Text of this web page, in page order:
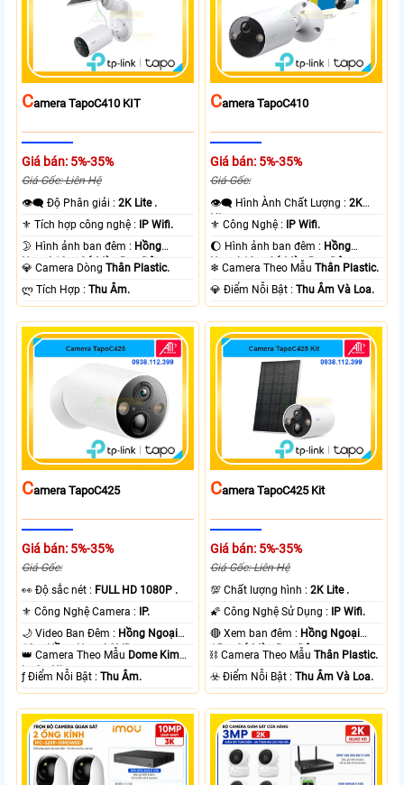
CAmera TapoC410 KIT
Giá bán: 5%-35%
Giá Gốc: Liên Hệ
👁️‍🗨 Độ Phân giải :2K Lite .
⚜️ Tích hợp công nghệ : IP Wifi.
🌛 Hình ảnh ban đêm : Hồng
Ngoại 10m Có Màu Ban Ðêm.
💎 Camera DòngThân Plastic.
️ლ Tích Hợp :Thu Âm.
CAmera TapoC410
Giá bán: 5%-35%
Giá Gốc:
👁️‍🗨 Hình Ành Chất Lượng :2K
Lite .
⚜️ Công Nghệ : IP Wifi.
🌔 Hình ảnh ban đêm : Hồng
Ngoại 10m Có Màu Ban Ðêm.
❄ Camera Theo MẫuThân Plastic.
️💎 Điểm Nỗi Bật :Thu Âm Và Loa.
CAmera TapoC425
Giá bán: 5%-35%
Giá Gốc:
️👀 Độ sắc nét : FULL HD 1080P .
⚜️ Công Nghệ Camera : IP.
🌙 Video Ban Đêm : Hồng Ngoại
10m Hồng Ngoại SMD.
👑 Camera Theo Mẫu Dome Kim
loại + Nhựa.
️ƒ Điểm Nỗi Bật :Thu Âm.
CAmera TapoC425 Kit
Giá bán: 5%-35%
Giá Gốc: Liên Hệ
💯 Chất lượng hình :2K Lite .
🌠 Công Nghệ Sử Dụng : IP Wifi.
🔴 Xem ban đêm : Hồng Ngoại
15m Có Màu Ban Ðêm.
⛓ Camera Theo MẫuThân Plastic.
️☣️ Điểm Nỗi Bật :Thu Âm Và Loa.